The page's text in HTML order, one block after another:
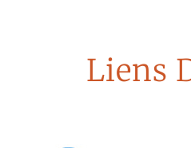
Liens